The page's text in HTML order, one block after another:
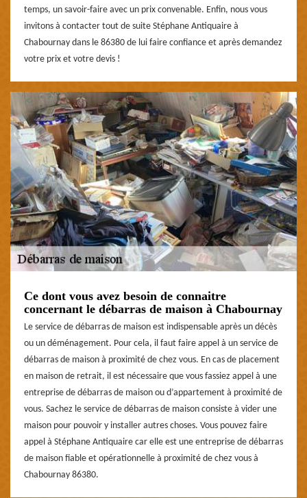
temps, un savoir-faire avec un prix convenable. Enfin, nous vous
invitons à contacter tout de suite Stéphane Antiquaire à
Chabournay dans le 86380 de lui faire confiance et après demandez
votre prix et votre devis !
Ce dont vous avez besoin de connaitre
concernant le débarras de maison à Chabournay
Le service de débarras de maison est indispensable après un décès
ou un déménagement. Pour cela, il faut faire appel à un service de
débarras de maison à proximité de chez vous. En cas de placement
en maison de retrait, il est nécessaire que vous fassiez appel à une
entreprise de débarras de maison ou d’appartement à proximité de
vous. Sachez le service de débarras de maison consiste à vider une
maison pour pouvoir y installer autres choses. Vous pouvez faire
appel à Stéphane Antiquaire car elle est une entreprise de débarras
de maison fiable et opérationnelle à proximité de chez vous à
Chabournay 86380.